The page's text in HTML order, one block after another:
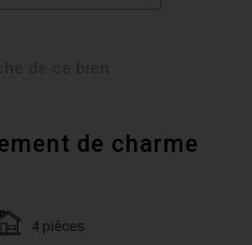
de charme
4 pièces